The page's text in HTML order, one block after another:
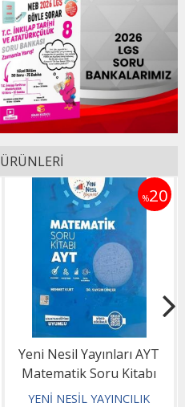
%35
3D Yayınları AYT Edebiyat
Sosyal Bilimler 1
Simülasyon Denemeleri
3D YAYINLARI LİSE